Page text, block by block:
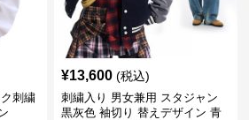
刺繍
¥13,600 (税込)
刺繍入り 男女兼用 スタジャン
黒灰色 袖切り 替えデザイン 青